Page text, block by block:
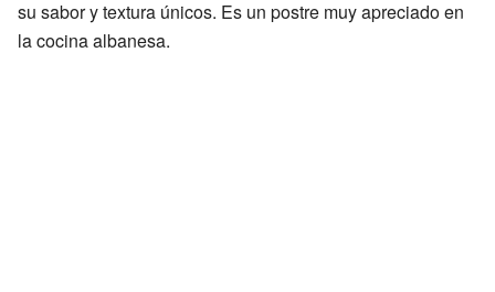
su sabor y textura únicos. Es un postre muy apreciado en
la cocina albanesa.